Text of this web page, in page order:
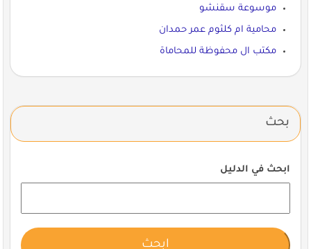
موسوعة سقنشو
محامية ام كلثوم عمر حمدان
مكتب ال محفوظة للمحاماة
بحث
ابحث في الدليل